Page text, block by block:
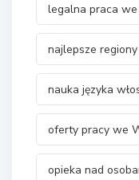
legalna praca
najlepsze
nauka języka
oferty pracy we
opieka nad